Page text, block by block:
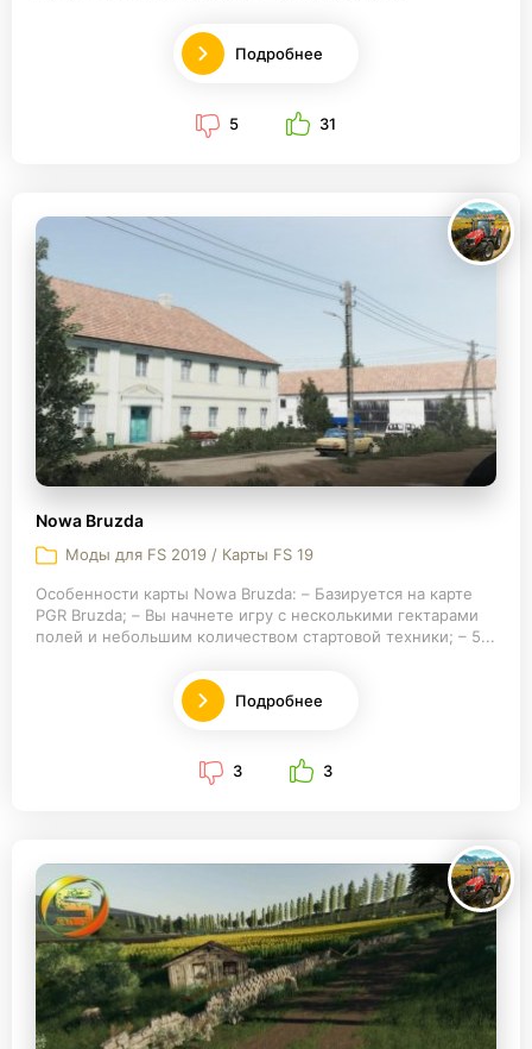
Подробнее
5 31
Nowa Bruzda
Моды для FS 2019 / Карты FS 19
Особенности карты Nowa Bruzda: – Базируется на карте
PGR Bruzda; – Вы начнете игру с несколькими гектарами
полей и небольшим количеством стартовой техники; – 5...
Подробнее
3 3